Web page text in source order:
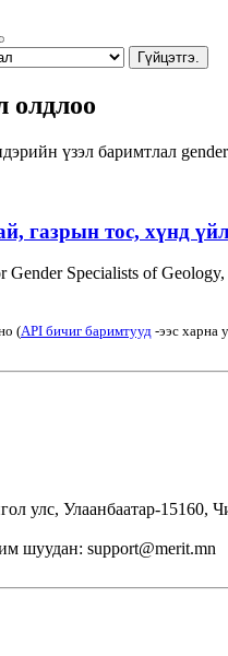
Гүйцэтгэ.
олдлоо
үзэл баримтлал
газрын тос, хүнд
Gender Specialists of
(API бичиг баримтууд -ээс харна
улс, Улаанбаатар-15160,
шуудан: support@merit.mn